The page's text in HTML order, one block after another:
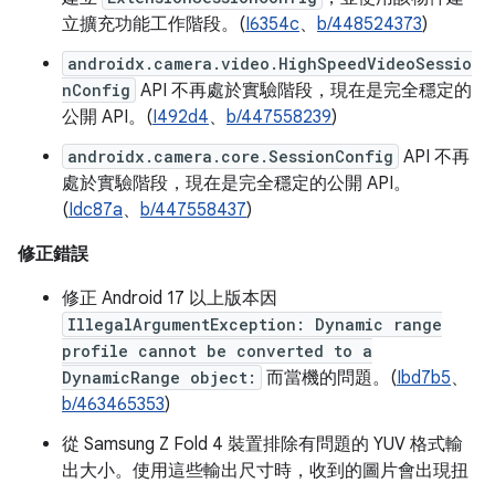
立擴充功能工作階段。(I6354c、 b/448524373)
androidx.camera.video.HighSpeedVideoSessio
nConfig API 不再處於實驗階段，現在是完全穩定的
公開 API。(I492d4、 b/447558239)
androidx.camera.core.SessionConfig API 不再
處於實驗階段，現在是完全穩定的公開 API。
(Idc87a、 b/447558437)
修正錯誤
修正 Android 17 以上版本因
IllegalArgumentException: Dynamic range
profile cannot be converted to a
DynamicRange object:
而當機的問題。(Ibd7b5、
b/463465353)
從 Samsung Z Fold 4 裝置排除有問題的 YUV 格式輸
出大小。使用這些輸出尺寸時，收到的圖片會出現扭